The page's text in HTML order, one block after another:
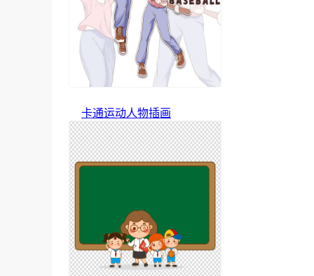
卡通运动人物插画